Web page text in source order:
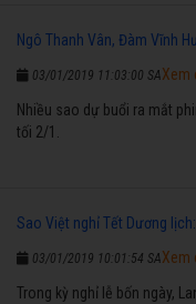
Ngô Thanh Vân, Đàm Vĩnh
03/01/2019 11:03:00 SA
Nhiều sao dự buổi ra mắt
tối 2/1.
Xem
Sao Việt nghỉ Tết Dương
03/01/2019 10:01:54 SA
Trong kỳ nghỉ lễ bốn ngày,
Xem